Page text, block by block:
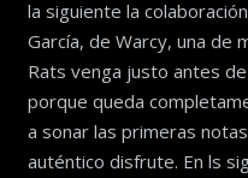
la siguiente la
García, de Warcy, una de
Rats venga justo antes
porque queda
a sonar las primeras
auténtico disfrute. En ls